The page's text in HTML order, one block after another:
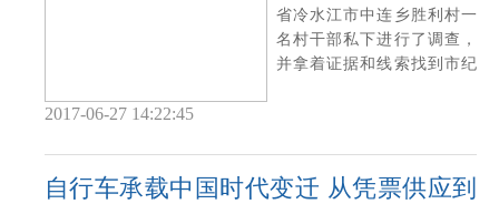
省冷水江市中连乡胜利村一
名村干部私下进行了调查，
并拿着证据和线索找到市纪
2017-06-27 14:22:45
自行车承载中国时代变迁 从凭票供应到